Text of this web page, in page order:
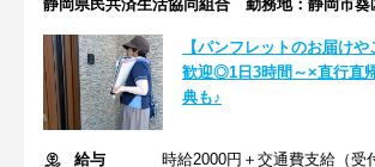
静岡県民共済生活協同組合 勤務地：静岡市葵
【パンフレットのお届け
歓迎◎1日3時間～×直行直
典も♪
給与
時給2000円＋交通費支給（受